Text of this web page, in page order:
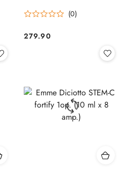
ampułki
(0)
Cena:
279.90